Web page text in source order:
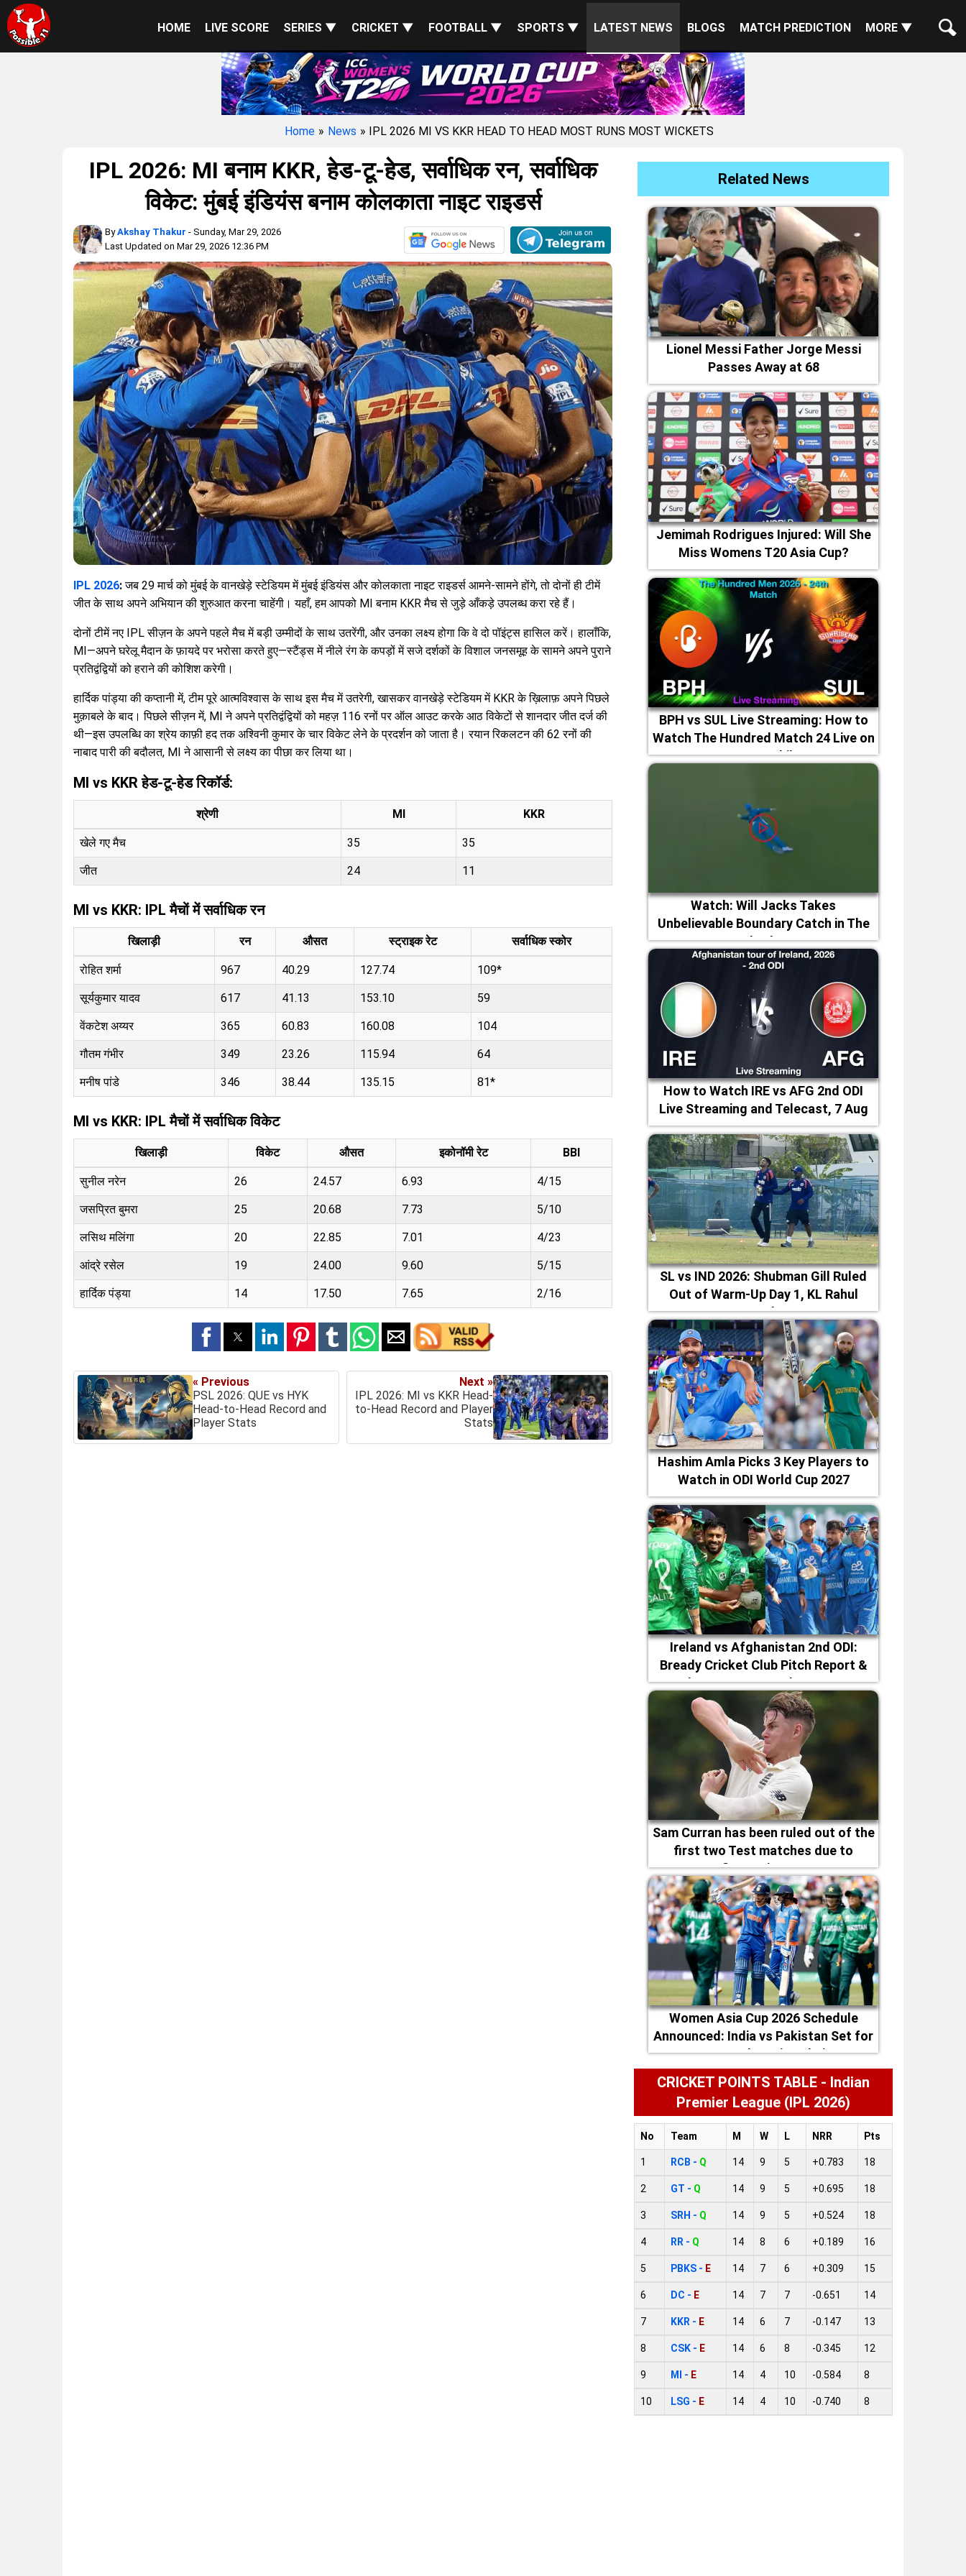
HOME LIVE SCORE SERIES ▼ CRICKET ▼ FOOTBALL ▼ SPORTS ▼ LATEST NEWS BLOGS MATCH PREDICTION MORE ▼
Home » News » IPL 2026 MI VS KKR HEAD TO HEAD MOST RUNS MOST WICKETS
IPL 2026: MI बनाम KKR, हेड-टू-हेड, सर्वाधिक रन, सर्वाधिक
विकेट: मुंबई इंडियंस बनाम कोलकाता नाइट राइडर्स
ByAkshay Thakur - Sunday, Mar 29, 2026
Last Updated on Mar 29, 2026 12:36 PM
IPL 2026:जब 29 मार्च को मुंबई के वानखेड़े स्टेडियम में मुंबई इंडियंस और कोलकाता नाइट राइडर्स आमने-सामने होंगे, तो दोनों ही टीमें
जीत के साथ अपने अभियान की शुरुआत करना चाहेंगी। यहाँ, हम आपको MI बनाम KKR मैच से जुड़े आँकड़े उपलब्ध करा रहे हैं।
दोनों टीमें नए IPL सीज़न के अपने पहले मैच में बड़ी उम्मीदों के साथ उतरेंगी, और उनका लक्ष्य होगा कि वे दो पॉइंट्स हासिल करें। हालाँकि,
MI—अपने घरेलू मैदान के फ़ायदे पर भरोसा करते हुए—स्टैंड्स में नीले रंग के कपड़ों में सजे दर्शकों के विशाल जनसमूह के सामने अपने पुराने
प्रतिद्वंद्वियों को हराने की कोशिश करेगी।
हार्दिक पांड्या की कप्तानी में, टीम पूरे आत्मविश्वास के साथ इस मैच में उतरेगी, खासकर वानखेड़े स्टेडियम में KKR के ख़िलाफ़ अपने पिछले
मुक़ाबले के बाद। पिछले सीज़न में, MI ने अपने प्रतिद्वंद्वियों को महज़ 116 रनों पर ऑल आउट करके आठ विकेटों से शानदार जीत दर्ज की
थी—इस उपलब्धि का श्रेय काफ़ी हद तक अश्विनी कुमार के चार विकेट लेने के प्रदर्शन को जाता है। रयान रिकलटन की 62 रनों की
नाबाद पारी की बदौलत, MI ने आसानी से लक्ष्य का पीछा कर लिया था।
MI vs KKR हेड-टू-हेड रिकॉर्ड:
श्रेणी MI KKR
खेले गए मैच 35 35
जीत 24 11
MI vs KKR: IPL मैचों में सर्वाधिक रन
खिलाड़ी रन औसत स्ट्राइक रेट सर्वाधिक स्कोर
रोहित शर्मा 967 40.29 127.74 109*
सूर्यकुमार यादव 617 41.13 153.10 59
वेंकटेश अय्यर 365 60.83 160.08 104
गौतम गंभीर 349 23.26 115.94 64
मनीष पांडे 346 38.44 135.15 81*
MI vs KKR: IPL मैचों में सर्वाधिक विकेट
खिलाड़ी विकेट औसत इकोनॉमी रेट BBI
सुनील नरेन 26 24.57 6.93 4/15
जसप्रित बुमरा 25 20.68 7.73 5/10
लसिथ मलिंगा 20 22.85 7.01 4/23
आंद्रे रसेल 19 24.00 9.60 5/15
हार्दिक पंड्या 14 17.50 7.65 2/16
« Previous
PSL 2026: QUE vs HYK
Head-to-Head Record and
Player Stats
Next »
IPL 2026: MI vs KKR Head-
to-Head Record and Player
Stats
Related News
Lionel Messi Father Jorge Messi
Passes Away at 68
Jemimah Rodrigues Injured: Will She
Miss Womens T20 Asia Cup?
BPH vs SUL Live Streaming: How to
Watch The Hundred Match 24 Live on
TV & Mobile
Watch: Will Jacks Takes
Unbelievable Boundary Catch in The
Hundred 2026
How to Watch IRE vs AFG 2nd ODI
Live Streaming and Telecast, 7 Aug
2026
SL vs IND 2026: Shubman Gill Ruled
Out of Warm-Up Day 1, KL Rahul
Leads
Hashim Amla Picks 3 Key Players to
Watch in ODI World Cup 2027
Ireland vs Afghanistan 2nd ODI:
Bready Cricket Club Pitch Report &
Magheramason Weather Forecast
Sam Curran has been ruled out of the
first two Test matches due to
fitness issues
Women Asia Cup 2026 Schedule
Announced: India vs Pakistan Set for
September 5 in Dubai
CRICKET POINTS TABLE - Indian
Premier League (IPL 2026)
No Team M W L NRR Pts
1 RCB - Q 14 9 5 +0.783 18
2 GT - Q 14 9 5 +0.695 18
3 SRH - Q 14 9 5 +0.524 18
4 RR - Q 14 8 6 +0.189 16
5 PBKS - E 14 7 6 +0.309 15
6 DC - E 14 7 7 -0.651 14
7 KKR - E 14 6 7 -0.147 13
8 CSK - E 14 6 8 -0.345 12
9 MI - E 14 4 10 -0.584 8
10 LSG - E 14 4 10 -0.740 8